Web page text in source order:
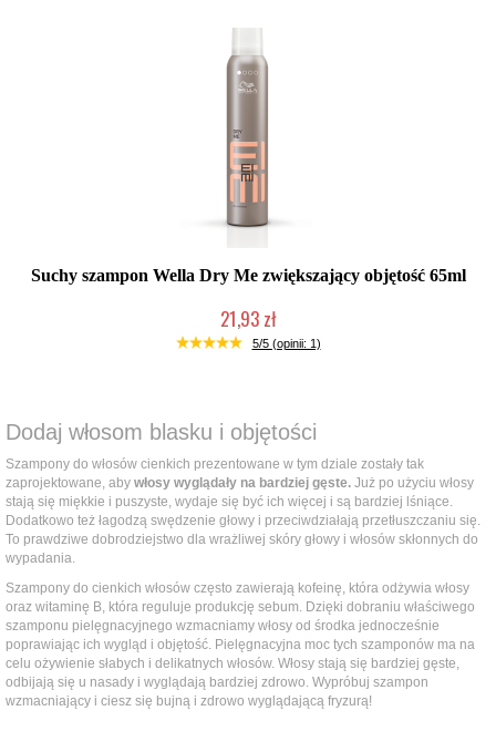
Suchy szampon Wella Dry Me zwiększający objętość 65ml
21,93 zł
Chwilowo niedostępny
5/5 (opinii: 1)
Dodaj włosom blasku i objętości
Szampony do włosów cienkich prezentowane w tym dziale zostały tak
zaprojektowane, aby włosy wyglądały na bardziej gęste. Już po użyciu włosy
stają się miękkie i puszyste, wydaje się być ich więcej i są bardziej lśniące.
Dodatkowo też łagodzą swędzenie głowy i przeciwdziałają przetłuszczaniu się.
To prawdziwe dobrodziejstwo dla wrażliwej skóry głowy i włosów skłonnych do
wypadania.
Szampony do cienkich włosów często zawierają kofeinę, która odżywia włosy
oraz witaminę B, która reguluje produkcję sebum. Dzięki dobraniu właściwego
szamponu pielęgnacyjnego wzmacniamy włosy od środka jednocześnie
poprawiając ich wygląd i objętość. Pielęgnacyjna moc tych szamponów ma na
celu ożywienie słabych i delikatnych włosów. Włosy stają się bardziej gęste,
odbijają się u nasady i wyglądają bardziej zdrowo. Wypróbuj szampon
wzmacniający i ciesz się bujną i zdrowo wyglądającą fryzurą!